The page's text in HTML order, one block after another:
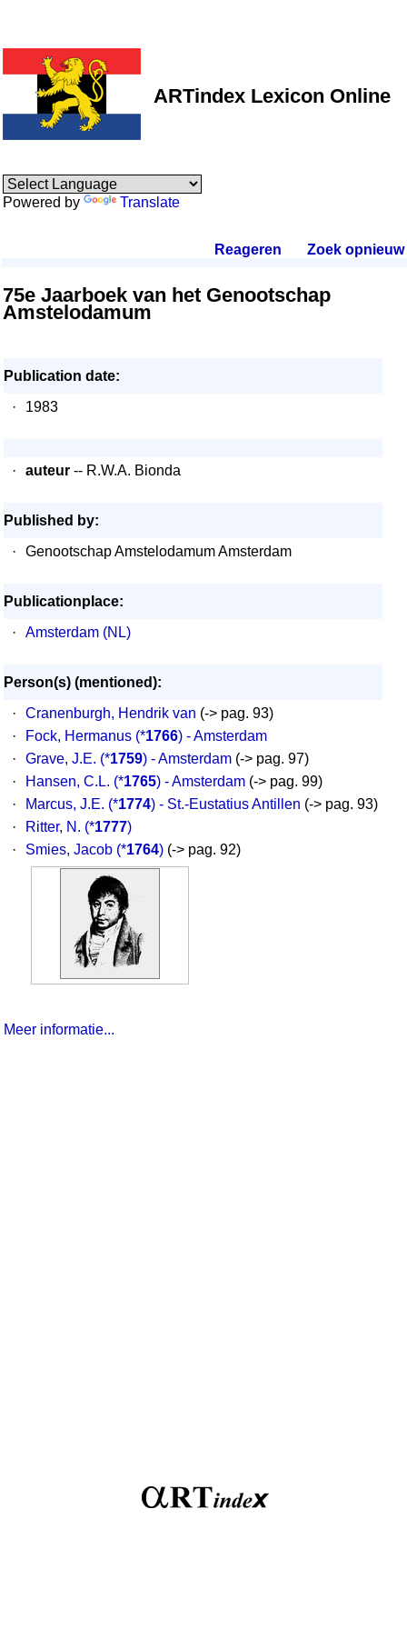
ARTindex Lexicon Online
Powered by Translate
Reageren Zoek opnieuw.
75e Jaarboek van het Genootschap
Amstelodamum
Publication date:
·
1983
· auteur -- R.W.A. Bionda
Published by:
·
Genootschap Amstelodamum Amsterdam
Publicationplace:
·
Amsterdam (NL)
Person(s) (mentioned):
·
Cranenburgh, Hendrik van (-> pag. 93)
·
Fock, Hermanus (*1766) - Amsterdam
·
Grave, J.E. (*1759) - Amsterdam (-> pag. 97)
·
Hansen, C.L. (*1765) - Amsterdam (-> pag. 99)
·
Marcus, J.E. (*1774) - St.-Eustatius Antillen (-> pag. 93)
·
Ritter, N. (*1777)
·
Smies, Jacob (*1764) (-> pag. 92)
Meer informatie...